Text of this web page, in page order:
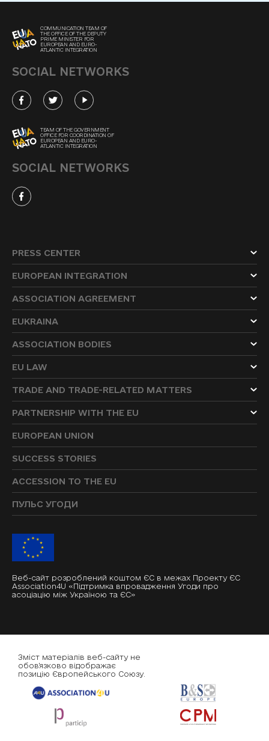
COMMUNICATION TEAM OF
THE OFFICE OF THE DEPUTY
PRIME MINISTER FOR
EUROPEAN AND EURO-
ATLANTIC INTEGRATION
SOCIAL NETWORKS
TEAM OF THE GOVERNMENT
OFFICE FOR COORDINATION OF
EUROPEAN AND EURO-
ATLANTIC INTEGRATION
SOCIAL NETWORKS
PRESS CENTER
EUROPEAN INTEGRATION
ASSOCIATION AGREEMENT
EUKRAINA
ASSOCIATION BODIES
EU LAW
TRADE AND TRADE-RELATED MATTERS
PARTNERSHIP WITH THE EU
EUROPEAN UNION
SUCCESS STORIES
ACCESSION TO THE EU
ПУЛЬС УГОДИ
Веб-сайт розроблений коштом ЄС в межах Проекту ЄС
Association4U «Підтримка впровадження Угоди про
асоціацію між Україною та ЄС»
Зміст матеріалів веб-сайту не
обов'язково відображає
позицію Європейського Союзу.